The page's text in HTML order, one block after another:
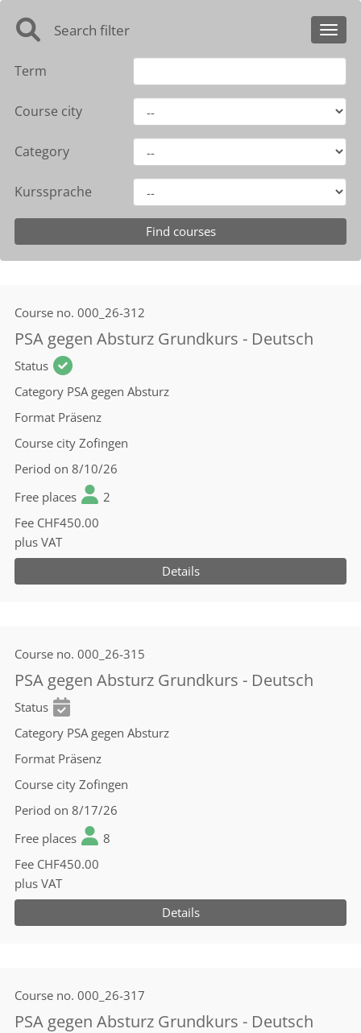
Search filter
Term
Course city
Category
Kurssprache
Course no. 000_26-312
PSA gegen Absturz Grundkurs - Deutsch
Status
Category PSA gegen Absturz
Format Präsenz
Course city Zofingen
Period on 8/10/26
Free places
2
Fee CHF450.00
plus VAT
Details
Course no. 000_26-315
PSA gegen Absturz Grundkurs - Deutsch
Status
Category PSA gegen Absturz
Format Präsenz
Course city Zofingen
Period on 8/17/26
Free places
8
Fee CHF450.00
plus VAT
Details
Course no. 000_26-317
PSA gegen Absturz Grundkurs - Deutsch